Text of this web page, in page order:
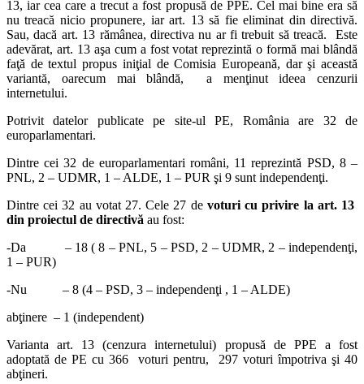
13, iar cea care a trecut a fost propusă de PPE. Cel mai bine era să
nu treacă nicio propunere, iar art. 13 să fie eliminat din directivă.
Sau, dacă art. 13 rămânea, directiva nu ar fi trebuit să treacă. Este
adevărat, art. 13 aşa cum a fost votat reprezintă o formă mai blândă
faţă de textul propus iniţial de Comisia Europeană, dar şi această
variantă, oarecum mai blândă, a menţinut ideea cenzurii
internetului.
Potrivit datelor publicate pe site-ul PE, România are 32 de
europarlamentari.
Dintre cei 32 de europarlamentari români, 11 reprezintă PSD, 8 –
PNL, 2 – UDMR, 1 – ALDE, 1 – PUR şi 9 sunt independenţi.
Dintre cei 32 au votat 27. Cele 27 de voturi cu privire la art. 13
din proiectul de directivă au fost:
-Da – 18 ( 8 – PNL, 5 – PSD, 2 – UDMR, 2 – independenţi,
1 – PUR)
-Nu – 8 (4 – PSD, 3 – independenţi , 1 – ALDE)
abţinere – 1 (independent)
Varianta art. 13 (cenzura internetului) propusă de PPE a fost
adoptată de PE cu 366 voturi pentru, 297 voturi împotriva şi 40
abţineri.